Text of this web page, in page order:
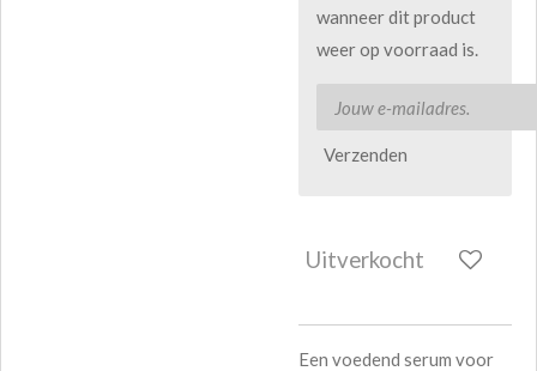
wanneer dit product
weer op voorraad is.
Verzenden
Uitverkocht
Een voedend serum voor